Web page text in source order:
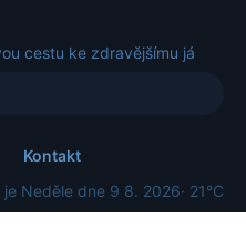
cestu ke zdravějšímu já
Kontakt
je Neděle dne 9 8. 2026· 21°C